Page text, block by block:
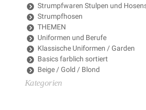
Strumpfwaren Stulpen und
Strumpfhosen
THEMEN
Uniformen und Berufe
Klassische Uniformen / Garden
Basics farblich sortiert
Beige / Gold / Blond
Kategorien